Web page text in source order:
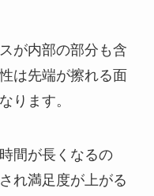
が内部の部分も含
は先端が擦れる面
ります。
間が長くなるの
れ満足度が上がる